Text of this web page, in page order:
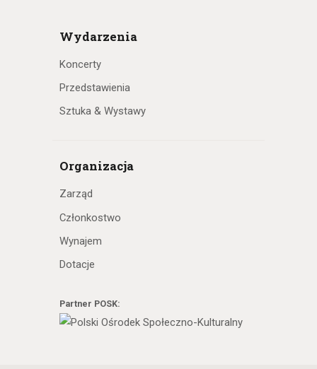
Wydarzenia
Koncerty
Przedstawienia
Sztuka & Wystawy
Organizacja
Zarząd
Członkostwo
Wynajem
Dotacje
Partner POSK: